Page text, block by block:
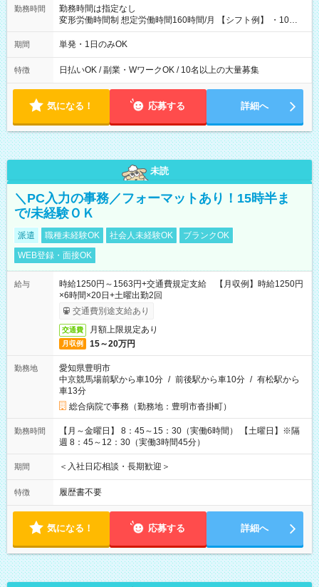
勤務時間
勤務時間は指定なし
変形労働時間制 想定労働時間160時間/月 【シフト例】 ・10：
00～20：00
期間 単発・1日のみOK
特徴 日払いOK / 副業・WワークOK / 10名以上の大量募集
気になる！ 応募する 詳細へ
未読
＼PC入力の事務／フォーマットあり！15時半ま
で/未経験ＯＫ
派遣 職種未経験OK 社会人未経験OK
ブランクOK
WEB登録・面接OK
給与
時給1250円～1563円+交通費規定支給 【月収例】時給1250円
×6時間×20日+土曜出勤2回
交通費別途支給あり
交通費 月額上限規定あり
月収例 15～20万円
勤務地
愛知県豊明市
中京競馬場前駅から車10分 / 前後駅から車10分 / 有松駅から
車13分
総合病院で事務（勤務地：豊明市沓掛町）
勤務時間
【月～金曜日】 8：45～15：30（実働6時間） 【土曜日】※隔
週 8：45～12：30（実働3時間45分）
期間 ＜入社日応相談・長期歓迎＞
特徴 履歴書不要
気になる！ 応募する 詳細へ